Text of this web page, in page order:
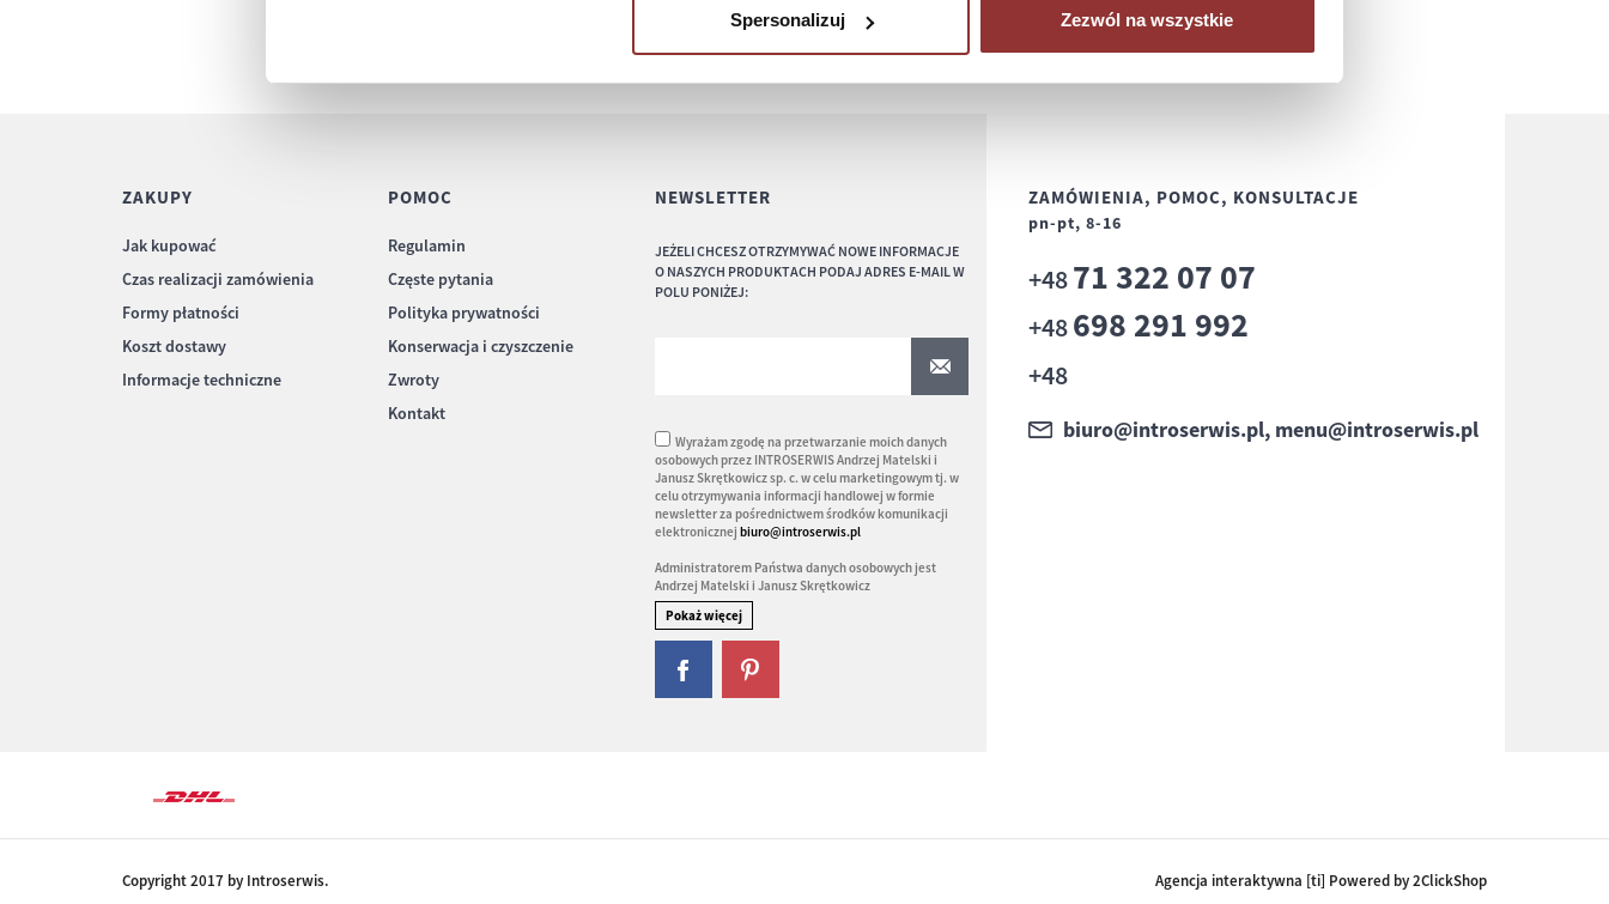
Spersonalizuj Zezwól na wszystkie
ZAKUPY
Jak kupować
Czas realizacji zamówienia
Formy płatności
Koszt dostawy
Informacje techniczne
POMOC
Regulamin
Częste pytania
Polityka prywatności
Konserwacja i czyszczenie
Zwroty
Kontakt
NEWSLETTER
JEŻELI CHCESZ OTRZYMYWAĆ NOWE INFORMACJE
O NASZYCH PRODUKTACH PODAJ ADRES E-MAIL W
POLU PONIŻEJ:
Wyrażam zgodę na przetwarzanie moich danych
osobowych przez INTROSERWIS Andrzej Matelski i
Janusz Skrętkowicz sp. c. w celu marketingowym tj. w
celu otrzymywania informacji handlowej w formie
newsletter za pośrednictwem środków komunikacji
elektronicznej biuro@introserwis.pl
Administratorem Państwa danych osobowych jest
Andrzej Matelski i Janusz Skrętkowicz
ZAMÓWIENIA, POMOC, KONSULTACJE
pn-pt, 8-16
+4871 322 07 07
+48698 291 992
+48
biuro@introserwis.pl, menu@introserwis.pl
Copyright 2017 by Introserwis. Agencja interaktywna [ti] Powered by 2ClickShop